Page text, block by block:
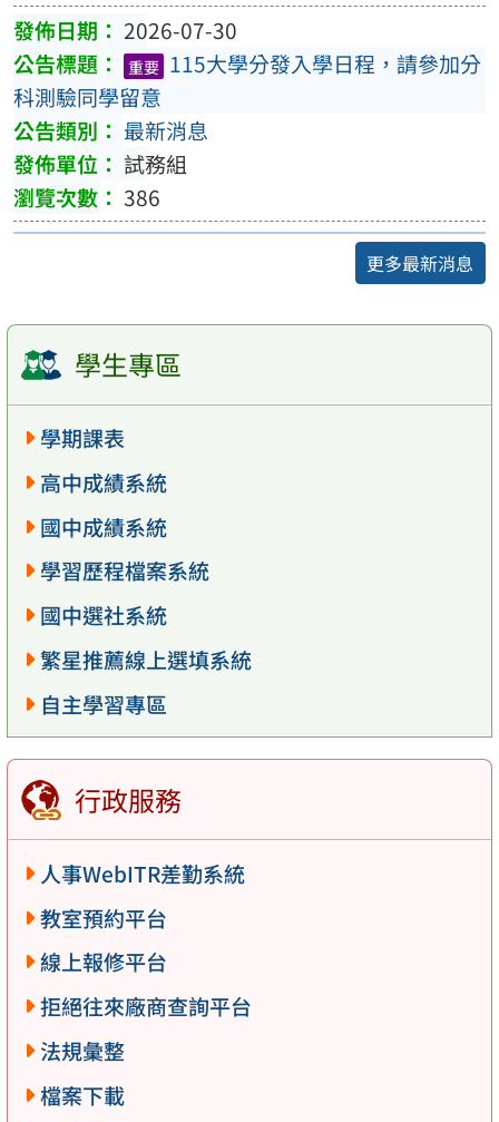
2026-07-30
重要 115大學分發入學日程，請參加分
科測驗同學留意
最新消息
試務組
386
更多最新消息
學生專區
學期課表
高中成績系統
國中成績系統
學習歷程檔案系統
國中選社系統
繁星推薦線上選填系統
自主學習專區
行政服務
人事WebITR差勤系統
教室預約平台
線上報修平台
拒絕往來廠商查詢平台
法規彙整
檔案下載